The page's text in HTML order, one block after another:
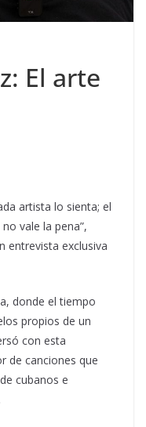
El arte
artista lo sienta; el
vale la pena”,
entrevista exclusiva
donde el tiempo
propios de un
con esta
de canciones que
cubanos e